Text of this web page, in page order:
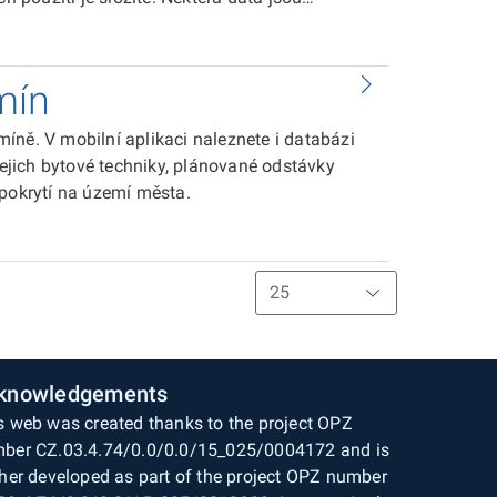
map-separated/. Najít svůj
a to tuto informaci zpravidla
mobil a klíče a rozhodujete se, zda má
spojů jako PubTran, vyhledávání
trasách a uživatel jen potřebuje
hledat spoj, potřebuje jen odjezdy jemu velmi
odjezdová tabule, kterou najdete na
V nejbližších týdnech tak budou v
nebo data o hospodaření městských
třeba parkovací zóny v okolí, nebo nejbližší
V mobilní aplikaci naleznete i databázi
bytové techniky, plánované odstávky
na území města.
web was created thanks to the project OPZ
CZ.03.4.74/0.0/0.0/15_025/0004172 and is
developed as part of the project OPZ number